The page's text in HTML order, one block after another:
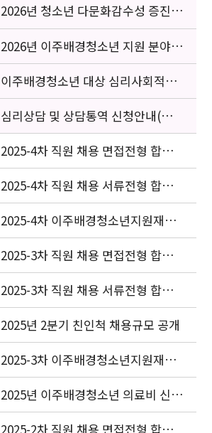
2026년 청소년 다문화감수성 증진
프로그램 「다가감」신청기관 안내
2026년 이주배경청소년 지원 분야
종사자 역량강화 교육 일정 안내
이주배경청소년 대상 심리사회적응
검사 연수동영상 개편 안내
심리상담 및 상담통역 신청안내(의뢰
서첨부)
2025-4차 직원 채용 면접전형 합격
자 및 적격심사 안내
2025-4차 직원 채용 서류전형 합격
자 발표 및 면접전형 안내
2025-4차 이주배경청소년지원재단
직원(사업운영부) 채용공고 (~8/4)
2025-3차 직원 채용 면접전형 합격
자 발표 및 적격심사 안내
2025-3차 직원 채용 서류전형 합격
자 발표 및 면접전형 안내
2025년 2분기 친인척 채용규모 공개
2025-3차 이주배경청소년지원재단
직원(기획운영실/회계) 채용공고
(~7/6)
2025년 이주배경청소년 의료비 신청
(2차) 안내
2025-2차 직원 채용 면접전형 합격